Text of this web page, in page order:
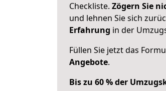
Checkliste. Zögern Sie
und lehnen Sie sich
Erfahrung in der
Füllen Sie jetzt das
Angebote.
Bis zu 60 % der